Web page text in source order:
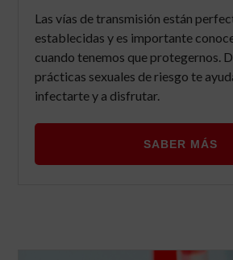
Las vías de transmisión están
establecidas y es importante
cuando tenemos que protegernos.
prácticas sexuales de riesgo te
infectarte y a disfrutar.
SABER MÁS